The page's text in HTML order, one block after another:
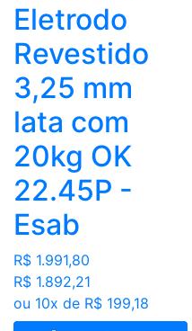
Eletrodo
Revestido
3,25 mm
lata com
20kg OK
22.45P -
Esab
R$ 1.991,80
R$ 1.892,21
ou 10x de R$ 199,18